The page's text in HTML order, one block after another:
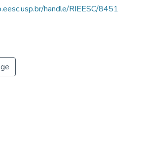
handle/RIEESC/8451